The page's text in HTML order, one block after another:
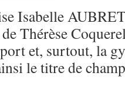
Isabelle
Thérèse
et, surtout, la
le titre de